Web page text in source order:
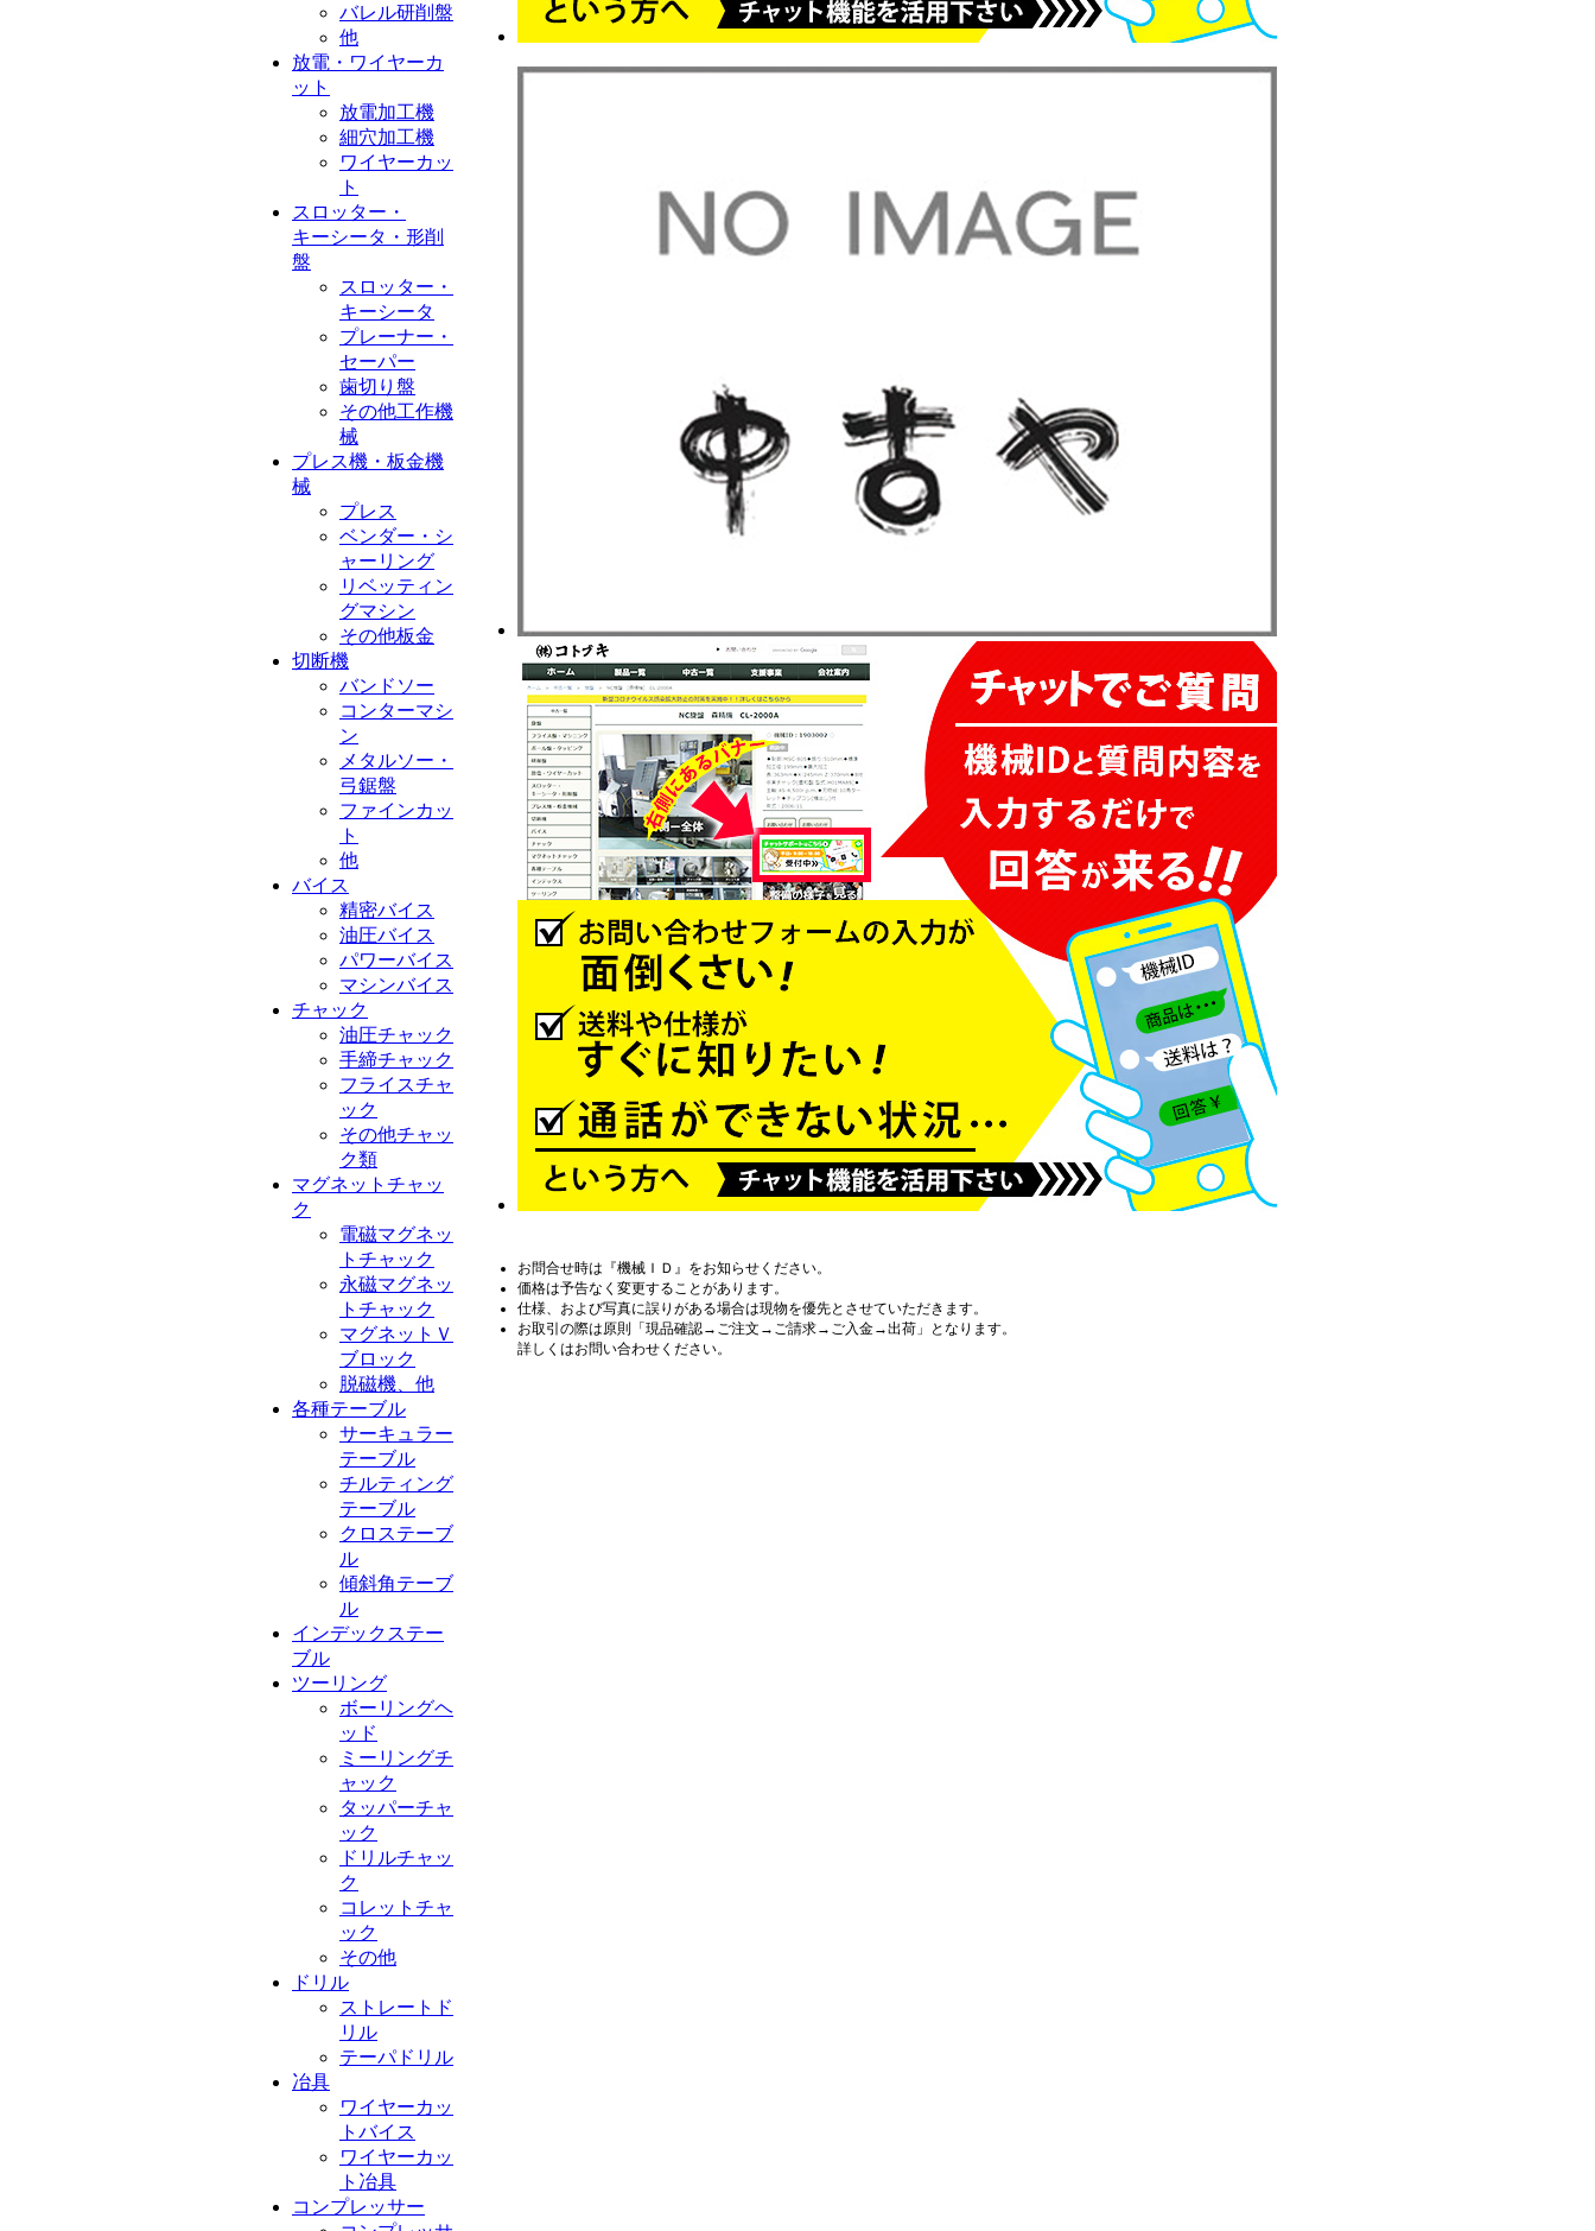
バレル研削盤
他
放電・ワイヤーカ
ット
放電加工機
細穴加工機
ワイヤーカッ
ト
スロッター・
キーシータ・形削
盤
スロッター・
キーシータ
プレーナー・
セーパー
歯切り盤
その他工作機
械
プレス機・板金機
械
プレス
ベンダー・シ
ャーリング
リベッティン
グマシン
その他板金
切断機
バンドソー
コンターマシ
ン
メタルソー・
弓鋸盤
ファインカッ
ト
他
バイス
精密バイス
油圧バイス
パワーバイス
マシンバイス
チャック
油圧チャック
手締チャック
フライスチャ
ック
その他チャッ
ク類
マグネットチャッ
ク
電磁マグネッ
トチャック
永磁マグネッ
トチャック
マグネットＶ
ブロック
脱磁機、他
各種テーブル
サーキュラー
テーブル
チルティング
テーブル
クロステーブ
ル
傾斜角テーブ
ル
インデックステー
ブル
ツーリング
ボーリングヘ
ッド
ミーリングチ
ャック
タッパーチャ
ック
ドリルチャッ
ク
コレットチャ
ック
その他
ドリル
ストレートド
リル
テーパドリル
冶具
ワイヤーカッ
トバイス
ワイヤーカッ
ト冶具
コンプレッサー
お問合せ時は『機械ＩＤ』をお知らせください。
価格は予告なく変更することがあります。
仕様、および写真に誤りがある場合は現物を優先とさせていただきます。
お取引の際は原則「現品確認→ご注文→ご請求→ご入金→出荷」となります。
詳しくはお問い合わせください。